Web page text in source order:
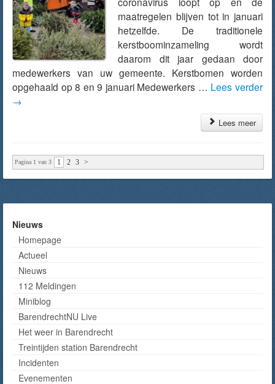
maatregelen blijven tot in januari
hetzelfde. De traditionele
kerstboominzameling wordt
daarom dit jaar gedaan door
medewerkers van uw gemeente. Kerstbomen worden
opgehaald op 8 en 9 januari Medewerkers … Lees verder
→
Lees meer
Pagina 1 van 3 1 2 3 >
Nieuws
Homepage
Actueel
Nieuws
112 Meldingen
Miniblog
BarendrechtNU Live
Het weer in Barendrecht
Treintijden station Barendrecht
Incidenten
Evenementen